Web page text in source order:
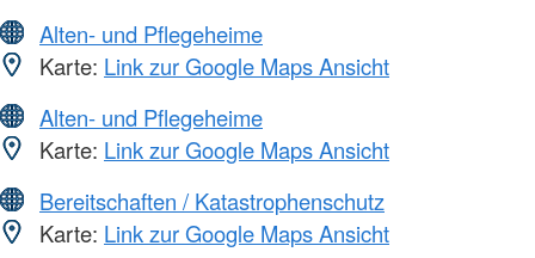
Alten- und Pflegeheime
Karte: Link zur Google Maps Ansicht
Alten- und Pflegeheime
Karte: Link zur Google Maps Ansicht
Bereitschaften / Katastrophenschutz
Karte: Link zur Google Maps Ansicht